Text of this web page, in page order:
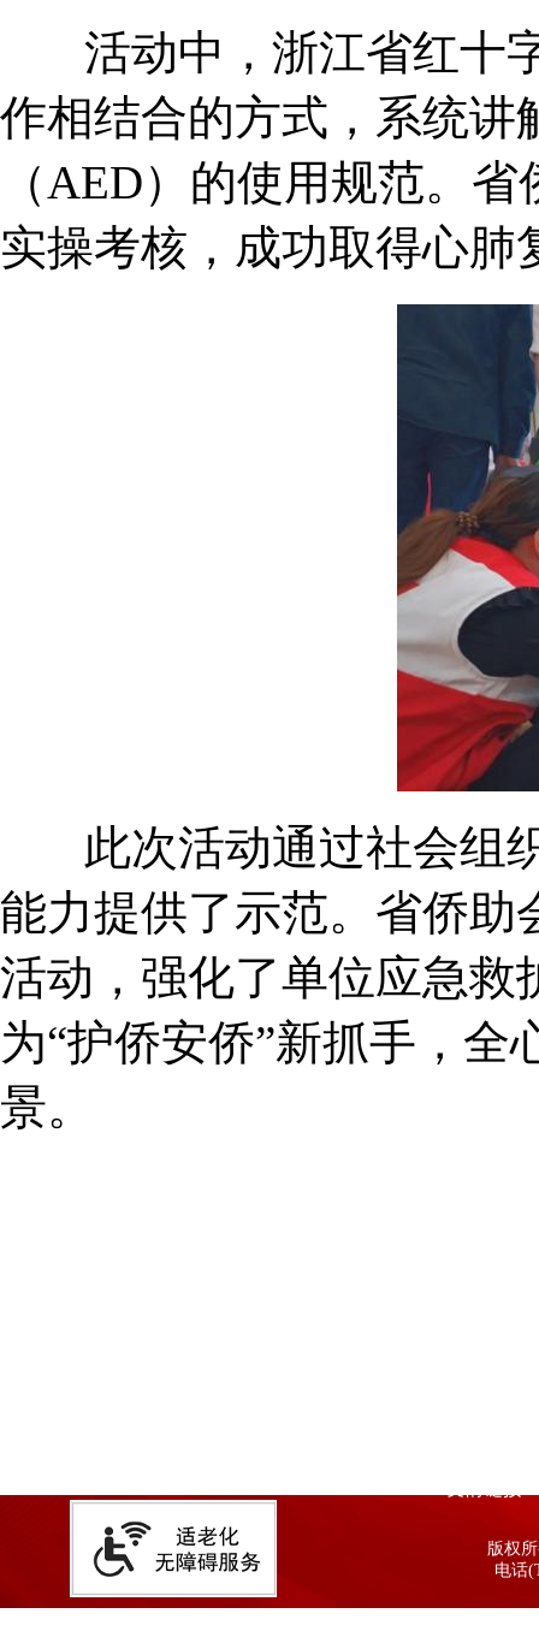
活动中，浙江省红十字
作相结合的方式，系统讲
（AED）的使用规范。
实操考核，成功取得心肺
此次活动通过社会组织
能力提供了示范。省侨助
活动，强化了单位应急救
为“护侨安侨”新抓手，全
景。
版权
电话